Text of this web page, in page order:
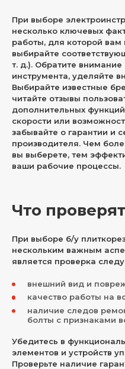
При выборе
несколько ключевых
работы, для которой вам
выбирайте
т. д.). Обратите
инструмента, уделяйте
Выбирайте известные
читайте отзывы
дополнительных
скорости или
забывайте о гарантии и
производителя. Чем
вы выберете, тем
ваши рабочие процессы.
Что
При выборе б/у
нескольким важным
является проверка
внешний вид и
качество работы на
наличие следов
болты с признаками
Убедитесь в
элементов и устройств
Проверьте наличие